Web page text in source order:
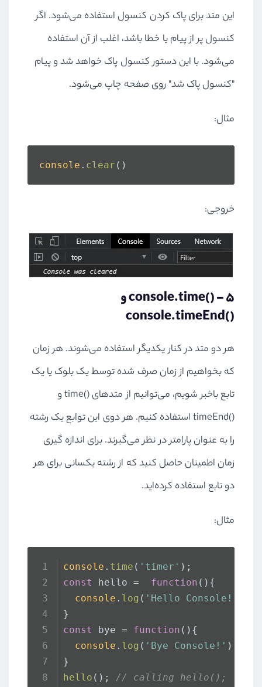
این متد برای پاک کردن کنسول استفاده می‌شود. اگر
کنسول پر از پیام یا خطا باشد، اغلب از آن استفاده
می‌شود. با این دستور کنسول پاک خواهد شد و پیام
"کنسول پاک شد" روی صفحه چاپ می‌شود.
مثال:
console . clear ()
خروجی:
5 –
console.time()و
console.timeEnd()
هر دو متد در کنار یکدیگر استفاده می‌شوند. هر زمان
که بخواهیم از زمان صرف شده توسط یک بلوک یا یک
تابع باخبر شویم، می‌توانیم از متدهای ()timeو
()
timeEndاستفاده کنیم. هر دوی این توابع یک رشته
را به عنوان پارامتر در نظر می‌گیرند. برای اندازه گیری
زمان اطمینان حاصل کنید که از رشته یکسانی برای هر
دو تابع استفاده کرده‌اید.
مثال:
console . time ( 'timer' );
const
hello = function ( ){
console . log ( 'Hello Console!'
}
const
bye = function ( ){
console . log ( 'Bye Console!' );
}
hello (); // calling hello();